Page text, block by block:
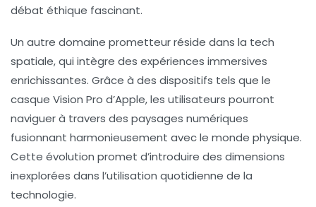
débat éthique fascinant.
Un autre domaine prometteur réside dans la tech
spatiale, qui intègre des expériences immersives
enrichissantes. Grâce à des dispositifs tels que le
casque Vision Pro d’Apple, les utilisateurs pourront
naviguer à travers des paysages numériques
fusionnant harmonieusement avec le monde physique.
Cette évolution promet d’introduire des dimensions
inexplorées dans l’utilisation quotidienne de la
technologie.